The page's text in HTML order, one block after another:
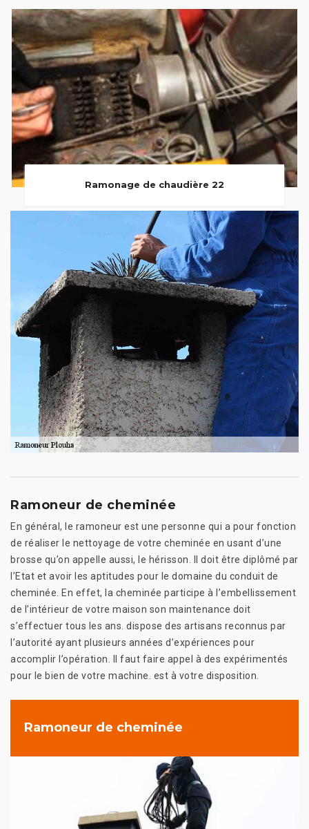
Ramonage de chaudière 22
Ramoneur de cheminée
En général, le ramoneur est une personne qui a pour fonction
de réaliser le nettoyage de votre cheminée en usant d’une
brosse qu’on appelle aussi, le hérisson. Il doit être diplômé par
l’Etat et avoir les aptitudes pour le domaine du conduit de
cheminée. En effet, la cheminée participe à l’embellissement
de l’intérieur de votre maison son maintenance doit
s’effectuer tous les ans. dispose des artisans reconnus par
l’autorité ayant plusieurs années d’expériences pour
accomplir l’opération. Il faut faire appel à des expérimentés
pour le bien de votre machine. est à votre disposition.
Ramoneur de cheminée